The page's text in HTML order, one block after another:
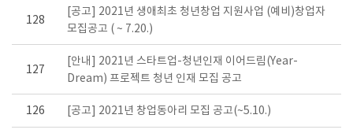
128
[공고] 2021년 생애최초 청년창업 지원사업 (예비)창업자
모집공고 ( ~ 7.20.)
127
[안내] 2021년 스타트업-청년인재 이어드림(Year-
Dream) 프로젝트 청년 인재 모집 공고
126 [공고] 2021년 창업동아리 모집 공고(~5.10.)